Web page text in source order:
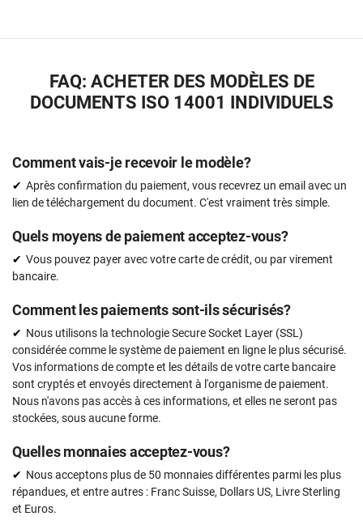
FAQ: ACHETER DES MODÈLES DE
DOCUMENTS ISO 14001 INDIVIDUELS
Comment vais-je recevoir le modèle?
Après confirmation du paiement, vous recevrez un email avec un
lien de téléchargement du document. C'est vraiment très simple.
Quels moyens de paiement acceptez-vous?
Vous pouvez payer avec votre carte de crédit, ou par virement
bancaire.
Comment les paiements sont-ils sécurisés?
Nous utilisons la technologie Secure Socket Layer (SSL)
considérée comme le système de paiement en ligne le plus sécurisé.
Vos informations de compte et les détails de votre carte bancaire
sont cryptés et envoyés directement à l'organisme de paiement.
Nous n'avons pas accès à ces informations, et elles ne seront pas
stockées, sous aucune forme.
Quelles monnaies acceptez-vous?
Nous acceptons plus de 50 monnaies différentes parmi les plus
répandues, et entre autres : Franc Suisse, Dollars US, Livre Sterling
et Euros.